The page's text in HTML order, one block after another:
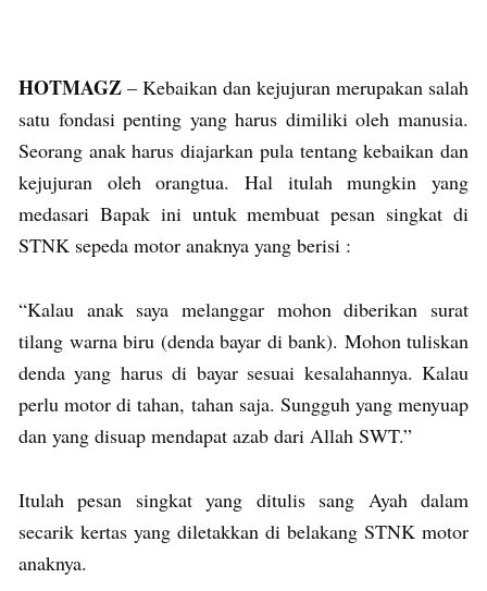
HOTMAGZ – Kebaikan dan kejujuran merupakan salah
satu fondasi penting yang harus dimiliki oleh manusia.
Seorang anak harus diajarkan pula tentang kebaikan dan
kejujuran oleh orangtua. Hal itulah mungkin yang
medasari Bapak ini untuk membuat pesan singkat di
STNK sepeda motor anaknya yang berisi :
“Kalau anak saya melanggar mohon diberikan surat
tilang warna biru (denda bayar di bank). Mohon tuliskan
denda yang harus di bayar sesuai kesalahannya. Kalau
perlu motor di tahan, tahan saja. Sungguh yang menyuap
dan yang disuap mendapat azab dari Allah SWT.”
Itulah pesan singkat yang ditulis sang Ayah dalam
secarik kertas yang diletakkan di belakang STNK motor
anaknya.